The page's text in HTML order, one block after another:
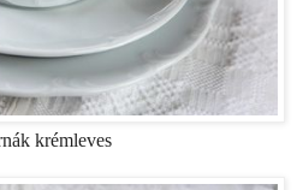
krémleves